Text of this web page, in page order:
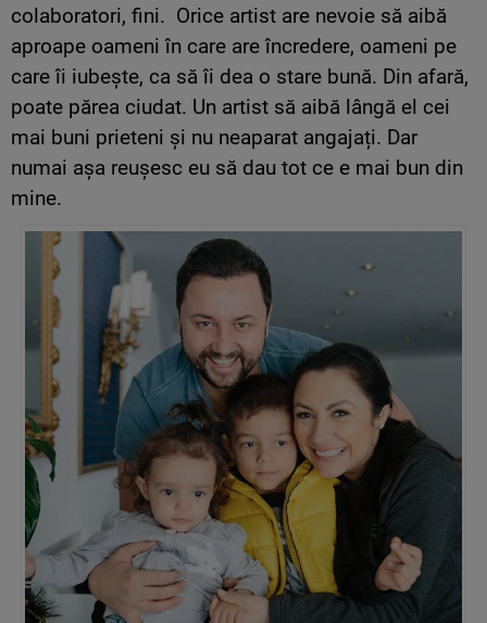
colaboratori, fini. Orice artist are nevoie să aibă
aproape oameni în care are încredere, oameni pe
care îi iubește, ca să îi dea o stare bună. Din afară,
poate părea ciudat. Un artist să aibă lângă el cei
mai buni prieteni și nu neaparat angajați. Dar
numai așa reușesc eu să dau tot ce e mai bun din
mine.